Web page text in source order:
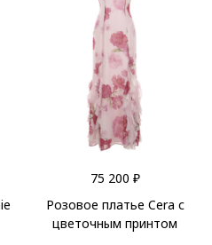
75 200 ₽
Розовое платье Cera с
цветочным принтом